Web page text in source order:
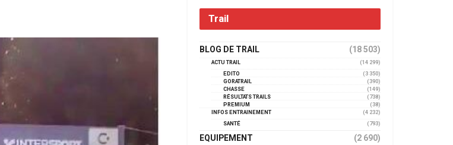
Trail
BLOG DE TRAIL (18 503)
ACTU TRAIL
(14 299)
EDITO
(3 350)
GORATRAIL
(390)
CHASSE
(149)
RÉSULTATS TRAILS
(738)
PREMIUM
(38)
INFOS ENTRAINEMENT
(4 232)
SANTÉ
(793)
EQUIPEMENT (2 690)